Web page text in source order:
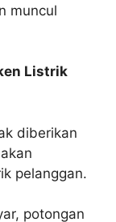
muncul
Listrik
diberikan
pelanggan.
potongan